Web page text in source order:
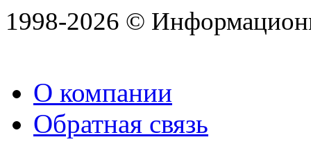
1998-2026 ©
О компании
Обратная связь